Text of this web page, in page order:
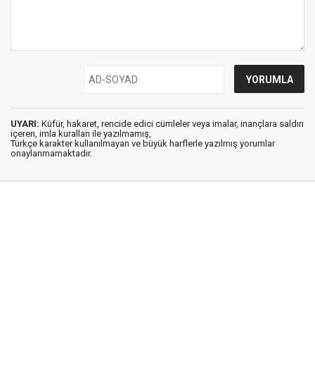
UYARI: Küfür, hakaret, rencide edici cümleler veya imalar, inançlara saldırı
içeren, imla kuralları ile yazılmamış,
Türkçe karakter kullanılmayan ve büyük harflerle yazılmış yorumlar
onaylanmamaktadır.